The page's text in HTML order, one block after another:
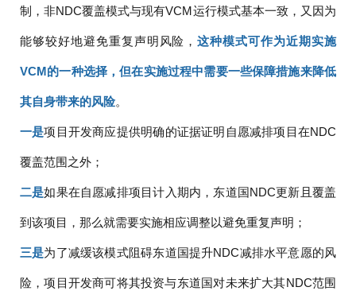
制，非NDC覆盖模式与现有VCM运行模式基本一致，又因为
能够较好地避免重复声明风险，这种模式可作为近期实施
VCM的一种选择，但在实施过程中需要一些保障措施来降低
其自身带来的风险。
一是项目开发商应提供明确的证据证明自愿减排项目在NDC
覆盖范围之外；
二是如果在自愿减排项目计入期内，东道国NDC更新且覆盖
到该项目，那么就需要实施相应调整以避免重复声明；
三是为了减缓该模式阻碍东道国提升NDC减排水平意愿的风
险，项目开发商可将其投资与东道国对未来扩大其NDC范围